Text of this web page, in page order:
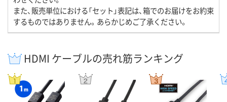
また、販売単位における「セット」表記は、箱でのお届けをお約束
するものではありません。あらかじめご了承ください。
HDMI ケーブルの売れ筋ランキング